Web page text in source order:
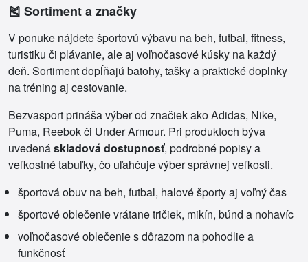
🎽 Sortiment a značky
V ponuke nájdete športovú výbavu na beh, futbal, fitness,
turistiku či plávanie, ale aj voľnočasové kúsky na každý
deň. Sortiment dopĺňajú batohy, tašky a praktické doplnky
na tréning aj cestovanie.
Bezvasport prináša výber od značiek ako Adidas, Nike,
Puma, Reebok či Under Armour. Pri produktoch býva
uvedenáskladová dostupnosť, podrobné popisy a
veľkostné tabuľky, čo uľahčuje výber správnej veľkosti.
športová obuv na beh, futbal, halové športy aj voľný čas
športové oblečenie vrátane tričiek, mikín, búnd a nohavíc
voľnočasové oblečenie s dôrazom na pohodlie a
funkčnosť